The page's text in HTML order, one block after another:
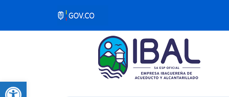
Abrir barra de herramientas